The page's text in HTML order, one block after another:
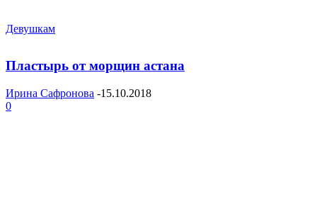
Девушкам
Пластырь от морщин астана
Ирина Сафронова -15.10.2018
0